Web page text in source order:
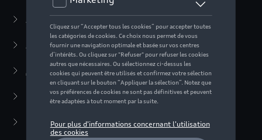
Active Collection(30)
Audi Sport Collection(63)
ADUI collection(10)
Vêtements(4)
Accessoires(6)